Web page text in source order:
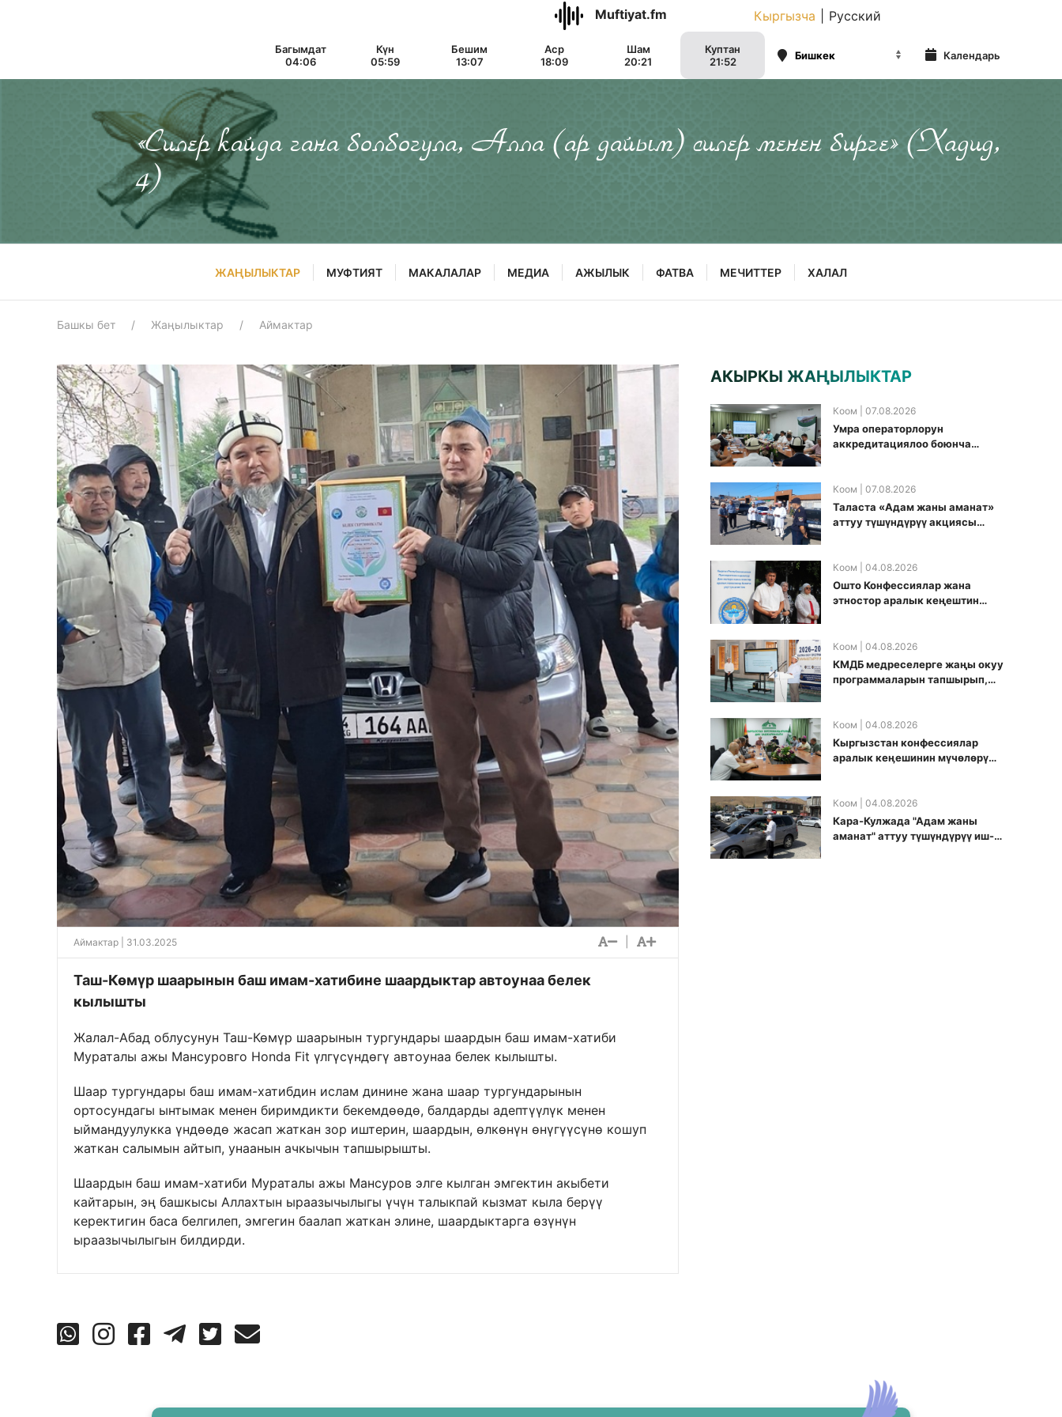
Muftiyat.fm Кыргызча Русский
Багымдат
04:06
Күн
05:59
Бешим
13:07
Аср
18:09
Шам
20:21
Куптан
21:52
Календарь
«Силер кайда гана болбогула, Алла (ар дайым) силер менен бирге» (Хадид,
4)
ЖАҢЫЛЫКТАР МУФТИЯТ МАКАЛАЛАР МЕДИА АЖЫЛЫК ФАТВА МЕЧИТТЕР ХАЛАЛ
Башкы бет Жаңылыктар Аймактар
Аймактар | 31.03.2025
Таш-Көмүр шаарынын баш имам-хатибине шаардыктар автоунаа белек
кылышты
Жалал-Абад облусунун Таш-Көмүр шаарынын тургундары шаардын баш имам-хатиби
Мураталы ажы Мансуровго Honda Fit үлгүсүндөгү автоунаа белек кылышты.
Шаар тургундары баш имам-хатибдин ислам динине жана шаар тургундарынын
ортосундагы ынтымак менен биримдикти бекемдөөдө, балдарды адептүүлүк менен
ыймандуулукка үндөөдө жасап жаткан зор иштерин, шаардын, өлкөнүн өнүгүүсүнө кошуп
жаткан салымын айтып, унаанын ачкычын тапшырышты.
Шаардын баш имам-хатиби Мураталы ажы Мансуров элге кылган эмгектин акыбети
кайтарын, эң башкысы Аллахтын ыраазычылыгы үчүн талыкпай кызмат кыла берүү
керектигин баса белгилеп, эмгегин баалап жаткан элине, шаардыктарга өзүнүн
ыраазычылыгын билдирди.
АКЫРКЫ ЖАҢЫЛЫКТАР
Коом | 07.08.2026
Умра операторлорун
аккредитациялоо боюнча
Коом | 07.08.2026
Таласта «Адам жаны аманат»
аттуу түшүндүрүү акциясы
Коом | 04.08.2026
Ошто Конфессиялар жана
этностор аралык кеңештин
Коом | 04.08.2026
КМДБ медреселерге жаңы окуу
программаларын тапшырып,
киргизди
Коом | 04.08.2026
Кыргызстан конфессиялар
аралык кеӊешинин мүчөлөрү
Коом | 04.08.2026
Кара-Кулжада "Адам жаны
аманат" аттуу түшүндүрүү иш-